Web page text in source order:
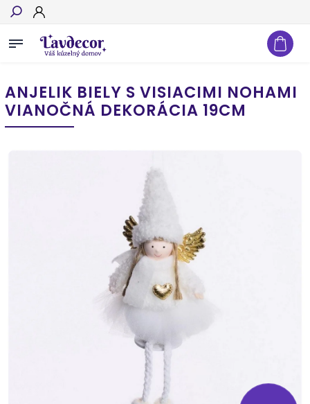
Hľadať
ANJELIK BIELY S VISIACIMI NOHAMI
VIANOČNÁ DEKORÁCIA 19CM